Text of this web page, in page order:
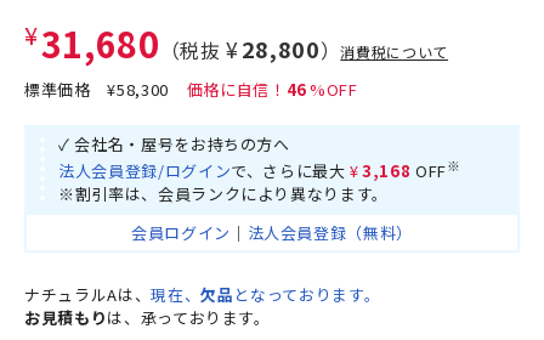
¥31,680 （税抜 ¥28,800）消費税について
標準価格¥58,300 46
✓ 会社名・屋号をお持ちの方へ
法人会員登録/ログインで、さらに最大 ¥3,168 OFF※
※割引率は、会員ランクにより異なります。
会員ログイン ｜ 法人会員登録（無料）
ナチュラルAは、現在、欠品 となっております。
お見積もりは、承っております。